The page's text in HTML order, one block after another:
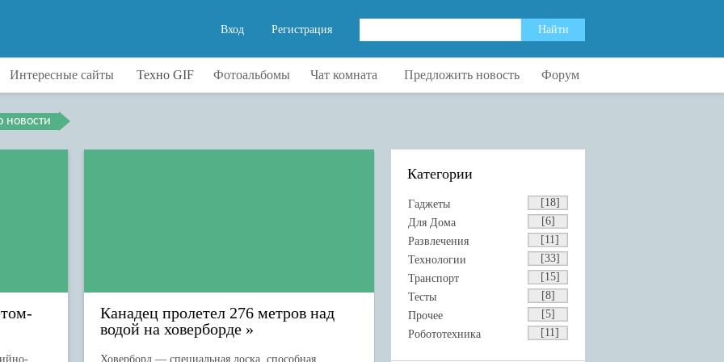
Вход Регистрация
Интересные сайты
Интересно
Часы
Техно GIF Фотоальбомы Чат комната Предложить новость Форум
новости
Канадец пролетел 276 метров над
водой на ховерборде
Ховерборд — специальная доска, способная
Категории
Гаджеты
[18]
Для Дома
[6]
Развлечения
[11]
Технологии
[33]
Транспорт
[15]
Тесты
[8]
Прочее
[5]
Робототехника
[11]